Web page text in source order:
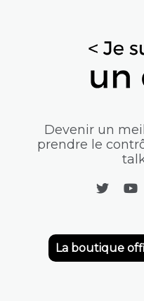
Devenir un
prendre le
La boutique